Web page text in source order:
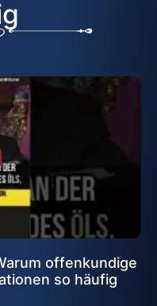
offenkundige
so häufig